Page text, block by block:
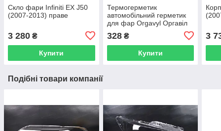
Скло фари Infiniti EX J50
(2007-2013) праве
3 280 ₴
Купити
Термогерметик
автомобільний герметик
для фар Orgavyl Оргавіл
328₴
Купити
3
Подібні товари компанії